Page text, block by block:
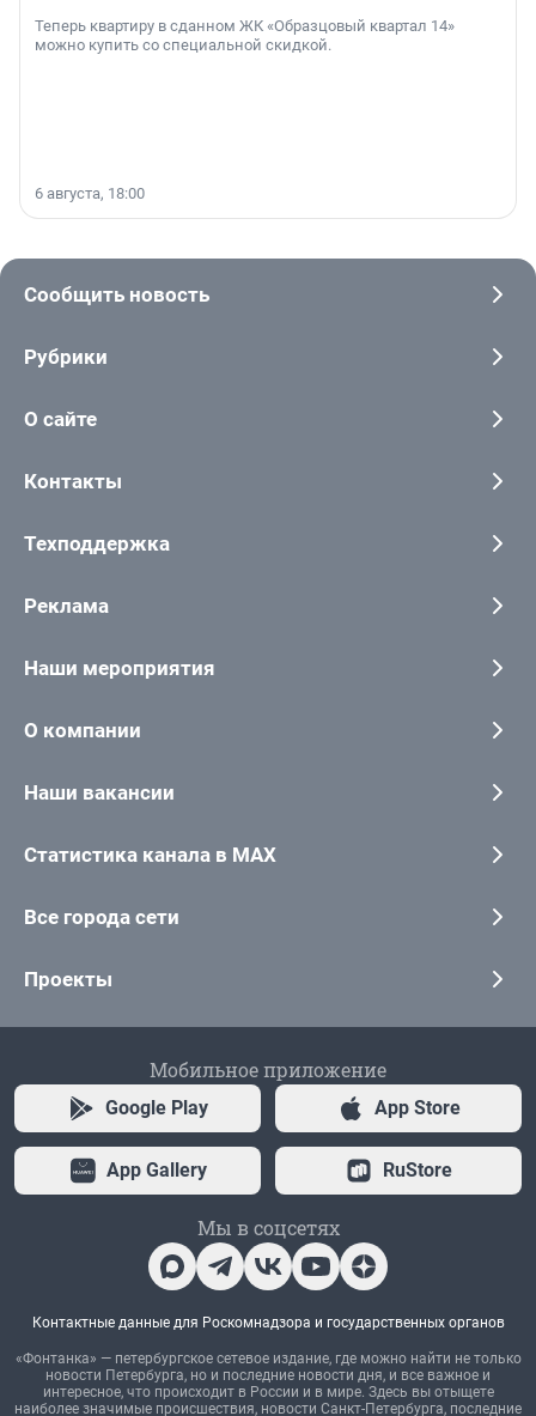
Теперь квартиру в сданном ЖК «Образцовый квартал 14»
можно купить со специальной скидкой.
6 августа, 18:00
Сообщить новость
Рубрики
О сайте
Контакты
Техподдержка
Реклама
Наши мероприятия
О компании
Наши вакансии
Статистика канала в MAX
Все города сети
Проекты
Мобильное приложение
Google Play App Store
App Gallery RuStore
Мы в соцсетях
Контактные данные для Роскомнадзора и государственных органов
«Фонтанка» — петербургское сетевое издание, где можно найти не только
новости Петербурга, но и последние новости дня, и все важное и
интересное, что происходит в России и в мире. Здесь вы отыщете
наиболее значимые происшествия, новости Санкт-Петербурга, последние